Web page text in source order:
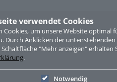
verwendet Cookies
Cookies, um unsere Website optimal
Durch Anklicken der
Schaltfläche "Mehr anzeigen"
.
Notwendig